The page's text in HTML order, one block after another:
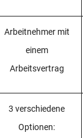
Arbeitnehmer mit
einem
Arbeitsvertrag
3 verschiedene
Optionen: